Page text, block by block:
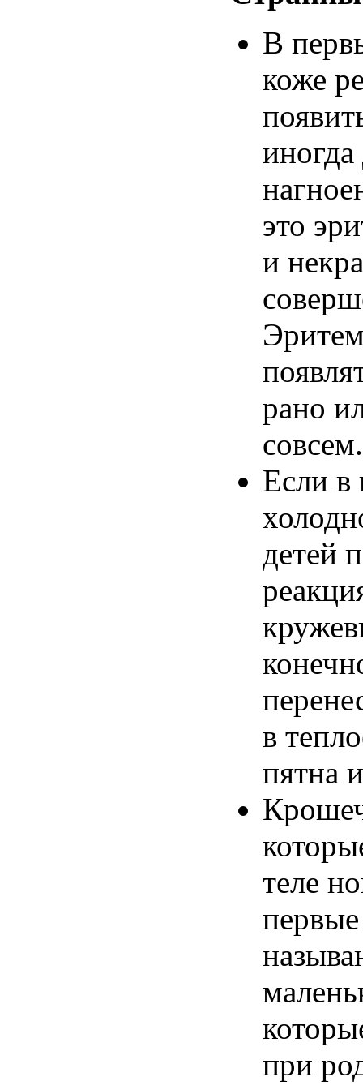
В
коже
иногда
это
и
рано
совсем.
Если в
детей
в
пятна
теле
первые
при